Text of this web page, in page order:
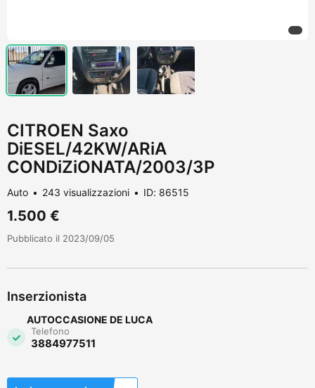
CITROEN Saxo
DiESEL/42KW/ARiA
CONDiZiONATA/2003/3P
Auto 243 visualizzazioni ID: 86515
1.500 €
Pubblicato il 2023/09/05
Inserzionista
AUTOCCASIONE DE LUCA
Telefono
3884977511